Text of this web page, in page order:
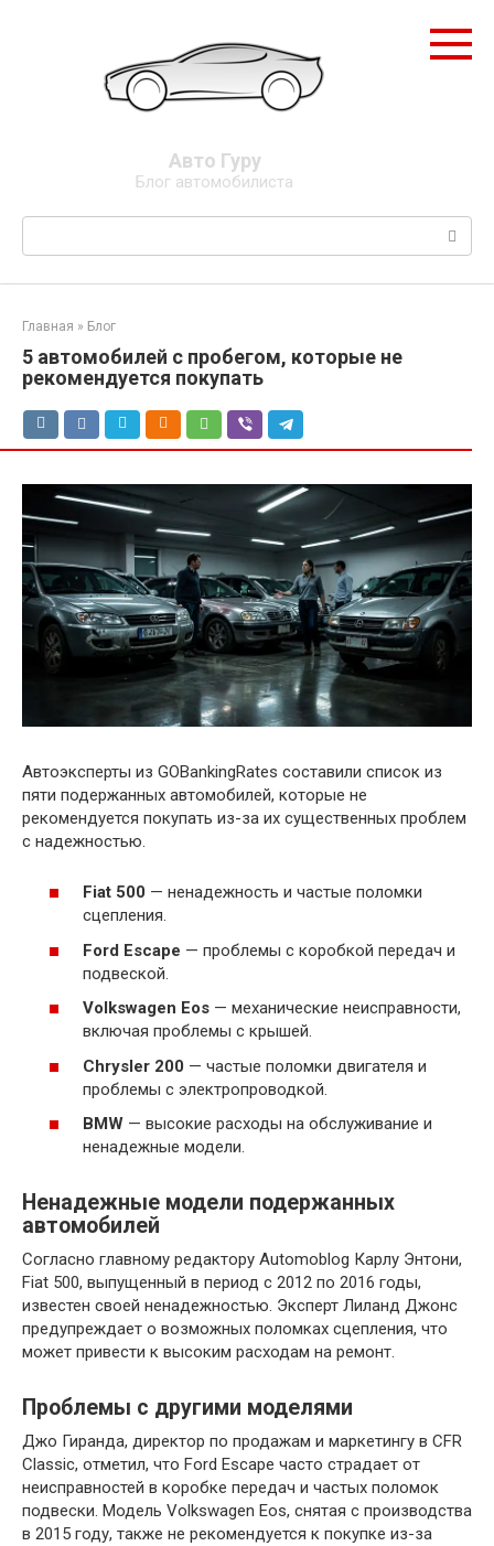
Авто Гуру
Блог автомобилиста
Поиск:
Главная » Блог
5 автомобилей с пробегом, которые не
рекомендуется покупать
Автоэксперты из GOBankingRates составили список из
пяти подержанных автомобилей, которые не
рекомендуется покупать из-за их существенных проблем
с надежностью.
Fiat 500 — ненадежность и частые поломки
сцепления.
Ford Escape — проблемы с коробкой передач и
подвеской.
Volkswagen Eos — механические неисправности,
включая проблемы с крышей.
Chrysler 200 — частые поломки двигателя и
проблемы с электропроводкой.
BMW — высокие расходы на обслуживание и
ненадежные модели.
Ненадежные модели подержанных
автомобилей
Согласно главному редактору Automoblog Карлу Энтони,
Fiat 500, выпущенный в период с 2012 по 2016 годы,
известен своей ненадежностью. Эксперт Лиланд Джонс
предупреждает о возможных поломках сцепления, что
может привести к высоким расходам на ремонт.
Проблемы с другими моделями
Джо Гиранда, директор по продажам и маркетингу в CFR
Classic, отметил, что Ford Escape часто страдает от
неисправностей в коробке передач и частых поломок
подвески. Модель Volkswagen Eos, снятая с производства
в 2015 году, также не рекомендуется к покупке из-за